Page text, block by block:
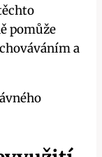
pomůže
a